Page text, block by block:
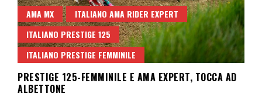
AMA MX
ITALIANO AMA RIDER EXPERT
ITALIANO PRESTIGE 125
ITALIANO PRESTIGE FEMMINILE
PRESTIGE 125-FEMMINILE E AMA EXPERT, TOCCA AD
ALBETTONE